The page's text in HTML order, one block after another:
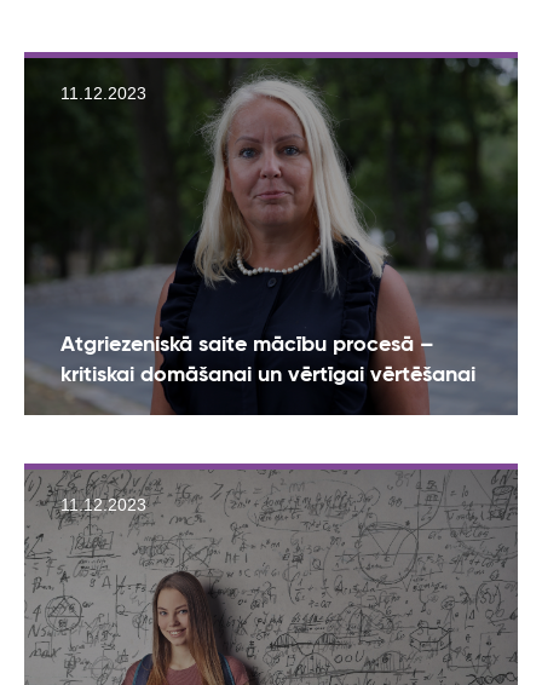
11.12.2023
Atgriezeniskā saite mācību procesā –
kritiskai domāšanai un vērtīgai vērtēšanai
11.12.2023